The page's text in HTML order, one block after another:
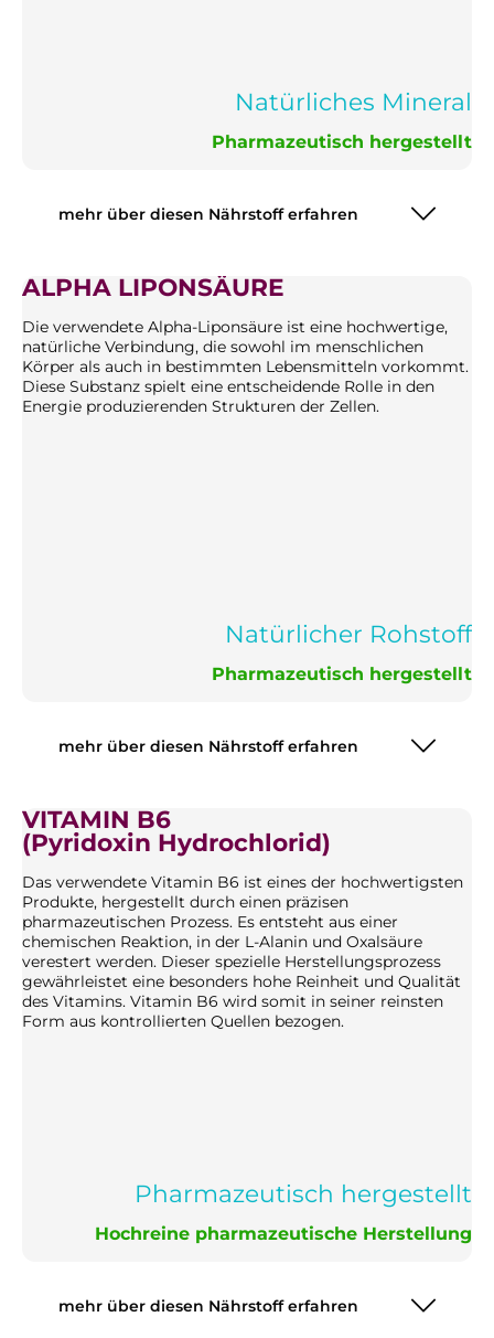
Natürliches Mineral
Pharmazeutisch hergestellt
mehr über diesen Nährstoff erfahren
ALPHA LIPONSÄURE
Die verwendete Alpha-Liponsäure ist eine hochwertige,
natürliche Verbindung, die sowohl im menschlichen
Körper als auch in bestimmten Lebensmitteln vorkommt.
Diese Substanz spielt eine entscheidende Rolle in den
Energie produzierenden Strukturen der Zellen.
Natürlicher Rohstoff
Pharmazeutisch hergestellt
mehr über diesen Nährstoff erfahren
VITAMIN B6
(Pyridoxin Hydrochlorid)
Das verwendete Vitamin B6 ist eines der hochwertigsten
Produkte, hergestellt durch einen präzisen
pharmazeutischen Prozess. Es entsteht aus einer
chemischen Reaktion, in der L-Alanin und Oxalsäure
verestert werden. Dieser spezielle Herstellungsprozess
gewährleistet eine besonders hohe Reinheit und Qualität
des Vitamins. Vitamin B6 wird somit in seiner reinsten
Form aus kontrollierten Quellen bezogen.
Pharmazeutisch hergestellt
Hochreine pharmazeutische Herstellung
mehr über diesen Nährstoff erfahren